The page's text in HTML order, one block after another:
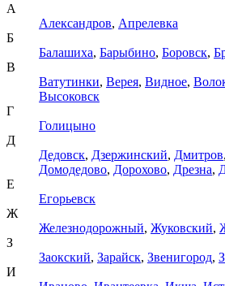
А
Александров, Апрелевка
Б
Балашиха, Барыбино, Боровск,
В
Ватутинки, Верея, Видное,
Высоковск
Г
Голицыно
Д
Дедовск, Дзержинский, Дмитров,
Домодедово, Дорохово, Дрезна,
Е
Егорьевск
Ж
Железнодорожный, Жуковский,
З
Заокский, Зарайск, Звенигород,
И